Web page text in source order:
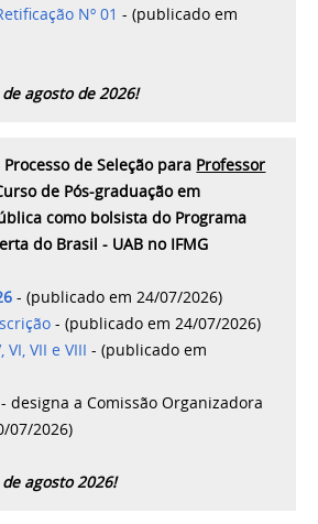
Nº 01 - (publicado em
agosto de 2026!
de Seleção para Professor
de Pós-graduação em
como bolsista do Programa
do Brasil - UAB no IFMG
- (publicado em 24/07/2026)
- (publicado em 24/07/2026)
VI, VII e VIII - (publicado em
-designa a Comissão Organizadora
07/2026)
agosto 2026!